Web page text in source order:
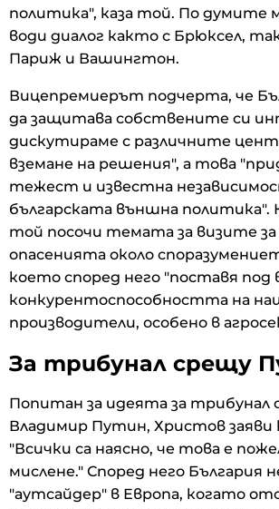
политика", каза той. По думите
води диалог както с Брюксел,
Париж и Вашингтон.
Вицепремиерът подчерта, че
да защитава собствените си
дискутираме с различните
вземане на решения", а това
тежест и известна
българската външна политика".
той посочи темата за визите
опасенията около
което според него "поставя под
конкурентоспособността на
производители, особено в
За трибунал срещу
Попитан за идеята за трибунал
Владимир Путин, Христов заяви
"Всички са наясно, че това е
мислене." Според него България
"аутсайдер" в Европа, когато